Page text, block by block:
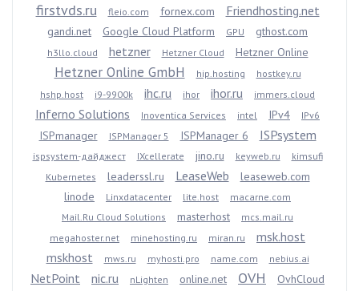
firstvds.ru fleio.com fornex.com Friendhosting.net
gandi.net Google Cloud Platform GPU gthost.com
h3llo.cloud hetzner Hetzner Cloud Hetzner Online
Hetzner Online GmbH hip.hosting
hostkey.ru
hshp.host
i9-9900k ihc.ru ihor ihor.ru immers.cloud
Inferno Solutions Inoventica Services intel IPv4 IPv6
ISPmanager ISPManager 5 ISPManager 6 ISPsystem
ispsystem-дайджест IXcellerate jino.ru keyweb.ru
kimsufi
Kubernetes
leaderssl.ru LeaseWeb
leaseweb.com
linode
Linxdatacenter lite.host
macarne.com
Mail.Ru Cloud Solutions
masterhost
mcs.mail.ru
megahoster.net
minehosting.ru miran.ru
msk.host
mskhost
mws.ru myhosti.pro name.com nebius.ai
NetPoint nic.ru nLighten online.net OVH OvhCloud